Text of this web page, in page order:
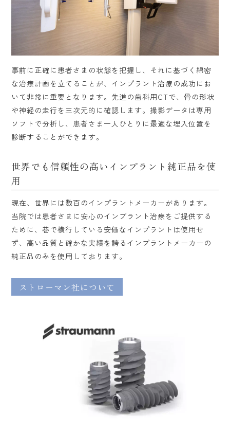
事前に正確に患者さまの状態を把握し、それに基づく綿密
な治療計画を立てることが、インプラント治療の成功にお
いて非常に重要となります。先進の歯科用CTで、骨の形状
や神経の走行を三次元的に確認します。撮影データは専用
ソフトで分析し、患者さま一人ひとりに最適な埋入位置を
診断することができます。
世界でも信頼性の高いインプラント純正品を使
用
現在、世界には数百のインプラントメーカーがあります。
当院では患者さまに安心のインプラント治療をご提供する
ために、巷で横行している安価なインプラントは使用せ
ず、高い品質と確かな実績を誇るインプラントメーカーの
純正品のみを使用しております。
ストローマン社について